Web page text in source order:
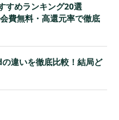
すめランキング20選
費無料・高還元率で徹底
違いを徹底比較！結局ど